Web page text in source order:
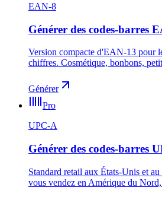
EAN-8
Générer des codes-barres
Version compacte d'EAN-13 pour
chiffres. Cosmétique, bonbons,
Générer
Pro
UPC-A
Générer des codes-barres
Standard retail aux États-Unis et
vous vendez en Amérique du